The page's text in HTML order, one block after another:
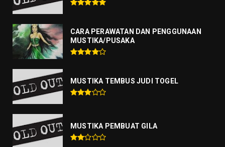
CARA PERAWATAN DAN PENGGUNAAN
MUSTIKA/PUSAKA
MUSTIKA TEMBUS JUDI TOGEL
MUSTIKA PEMBUAT GILA